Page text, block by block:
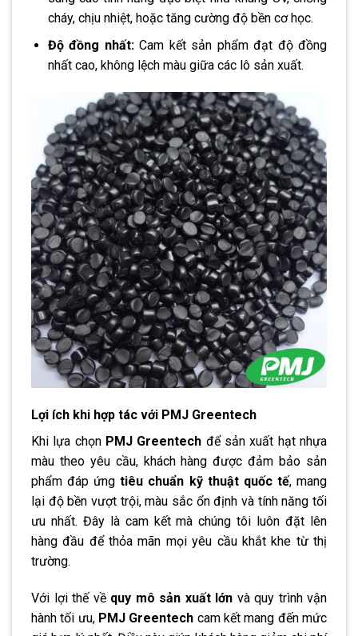
cháy, chịu nhiệt, hoặc tăng cường độ bền cơ học.
Độ đồng nhất:Cam kết sản phẩm đạt độ đồng
nhất cao, không lệch màu giữa các lô sản xuất.
Lợi ích khi hợp tác với PMJ Greentech
Khi lựa chọn PMJ Greentech để sản xuất hạt nhựa
màu theo yêu cầu, khách hàng được đảm bảo sản
phẩm đáp ứngtiêu chuẩn kỹ thuật quốc tế, mang
lại độ bền vượt trội, màu sắc ổn định và tính năng tối
ưu nhất. Đây là cam kết mà chúng tôi luôn đặt lên
hàng đầu để thỏa mãn mọi yêu cầu khắt khe từ thị
trường.
Với lợi thế về quy mô sản xuất lớn và quy trình vận
hành tối ưu, PMJ Greentech cam kết mang đến mức